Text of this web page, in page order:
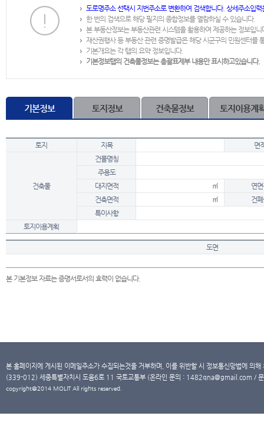
도로명주소 선택시 지번주소로 변환하여 검색합니다. 상세주소입
한 번의 검색으로 해당 필지의 종합정보를 열람하실 수 있습니다.
본 부동산정보는 부동산관련 시스템을 활용하여 제공하는 정보입니
재산권행사 등 부동산 관련 증명발급은 해당 시군구의 민원센터를
기본개요는 각 탭의 요약 정보입니다.
기본정보탭의 건축물정보는 총괄표제부 내용만 표시하고있습니다.
기본정보 토지정보 건축물정보 토지이용계
토지 지목 면
건축물
건물명칭
주용도
대지면적
㎡
연
건축면적
㎡
건
특이사항
토지이용계획
도면
본 기본정보 자료는 증명서로서의 효력이 없습니다.
본 홈페이지에 게시된 이메일주소가 수집되는것을 거부하며, 이를 위반할 시 정보통신망법에 의
(339-012) 세종특별자치시 도움6로 11 국토교통부 (온라인 문의 : 1482qna@gmail.com /
copyright@2014 MOLIT All rights reserved.